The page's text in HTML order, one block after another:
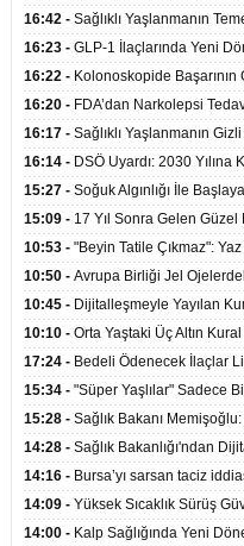
Teşhis Edildi
Hayat Merkezlerinde Uzaktan
Başladı
16:42 - Sağlıklı Yaşlanmanın
Beslenmeden Geçiyor: İleri Yaşta
Öğelerine İhtiyaç Duyuluyor?
16:23 - GLP-1 İlaçlarında Yeni
Faydalar Yalnızca Kilo Kaybıyla
16:22 - Kolonoskopide Başarının
Yetersiz Bağırsak Temizliği
Kaçmasına Neden Oluyor
16:20 - FDA’dan Narkolepsi
Onay: Oreksin Sistemini
Kullanıma Sunuldu
16:17 - Sağlıklı Yaşlanmanın
Düzenli Kuvvet Antrenmanı Kas Ve
Koruyor
16:14 - DSÖ Uyardı: 2030 Yılına
Hemşire ve Ebe Açığı Oluşabilir
15:27 - Soğuk Algınlığı İle
Karaciğer Yetmezliği Çıktı: 17 Yıl
Hayata Tutundu
15:09 - 17 Yıl Sonra Gelen Güzel
Reddedilen Hastaya 9'uncu
10:53 - "Beyin Tatile Çıkmaz":
Öğrenilenlerin Yüzde 39'u
10:50 - Avrupa Birliği Jel
Yasakladı: Kısırlık ve Alerji Riski
10:45 - Dijitalleşmeyle Yayılan
Beyni ve Aileyi Yıkıma Uğratıyor
10:10 - Orta Yaştaki Üç Altın
Yaşamı 13 Yıl Uzatabiliyor
17:24 - Bedeli Ödenecek İlaçlar
Düzenlemeler Hakkında Duyuru
15:34 - "Süper Yaşlılar" Sadece
Fiziksel Olarak da Daha Sağlıklı
15:28 - Sağlık Bakanı Memişoğlu:
300 Bini Aşkın Kişiye Emzirme
14:28 - Sağlık Bakanlığı'ndan
Hayat Merkezlerinde Uzaktan
Başladı
14:16 - Bursa’yı sarsan taciz
gelişme!
14:09 - Yüksek Sıcaklık Sürüş
Düşürüyor: 40 Derecede Güvenli
14:00 - Kalp Sağlığında Yeni